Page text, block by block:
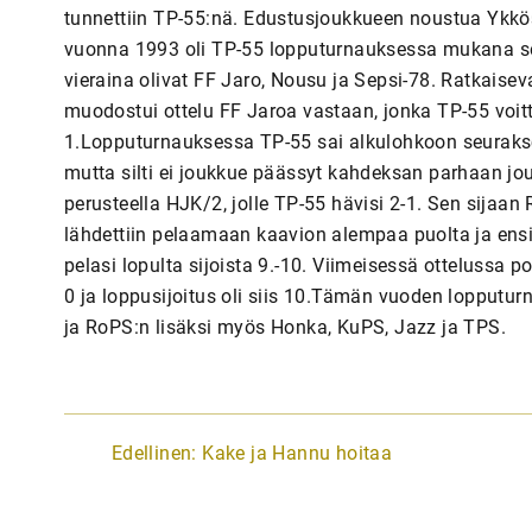
tunnettiin TP-55:nä. Edustusjoukkueen noustua
vuonna 1993 oli TP-55 lopputurnauksessa mukana
vieraina olivat FF Jaro, Nousu ja Sepsi-78.
muodostui ottelu FF Jaroa vastaan, jonka TP-55
1.Lopputurnauksessa TP-55 sai alkulohkoon
mutta silti ei joukkue päässyt kahdeksan parhaan
perusteella HJK/2, jolle TP-55 hävisi 2-1. Sen
lähdettiin pelaamaan kaavion alempaa puolta ja
pelasi lopulta sijoista 9.-10. Viimeisessä ottelussa
0 ja loppusijoitus oli siis 10.Tämän vuoden
ja RoPS:n lisäksi myös Honka, KuPS, Jazz ja TPS.
A
Edellinen: Kake ja Hannu hoitaa